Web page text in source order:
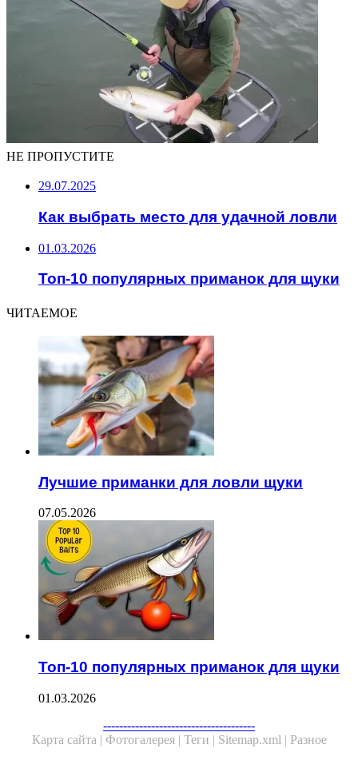
НЕ ПРОПУСТИТЕ
29.07.2025
Как выбрать место для удачной ловли
01.03.2026
Топ-10 популярных приманок для щуки
ЧИТАЕМОЕ
Лучшие приманки для ловли щуки
07.05.2026
Топ-10 популярных приманок для щуки
01.03.2026
--------------------------------------
Карта сайта | Фотогалерея | Теги | Sitemap.xml | Разное